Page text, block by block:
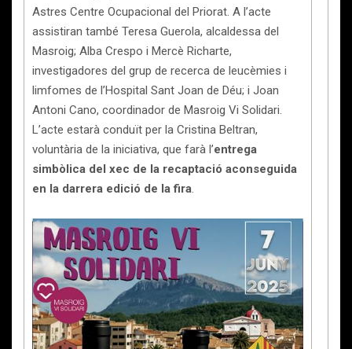
Astres Centre Ocupacional del Priorat. A l’acte
assistiran també Teresa Guerola, alcaldessa del
Masroig; Alba Crespo i Mercè Richarte,
investigadores del grup de recerca de leucèmies i
limfomes de l’Hospital Sant Joan de Déu; i Joan
Antoni Cano, coordinador de Masroig Vi Solidari.
L’acte estarà conduït per la Cristina Beltran,
voluntària de la iniciativa, que farà l’entrega
simbòlica del xec de la recaptació aconseguida
en la darrera edició de la fira.